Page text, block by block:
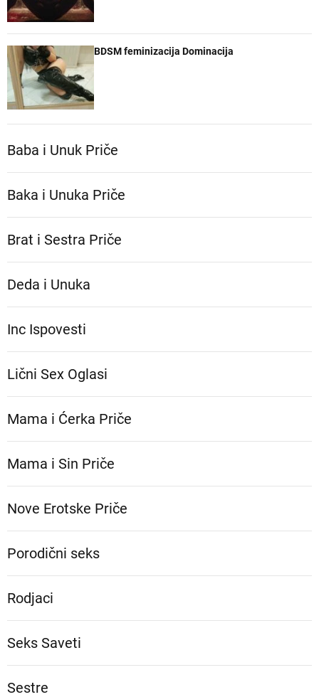
BDSM feminizacija Dominacija
Baba i Unuk Priče
Baka i Unuka Pričе
Brat i Sestra Priče
Deda i Unuka
Inc Ispovesti
Lični Sex Oglasi
Mama i Ćerka Priče
Mama i Sin Priče
Nove Erotske Priče
Porodični seks
Rodjaci
Seks Saveti
Sestre